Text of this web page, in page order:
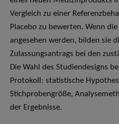
Vergleich zu einer
Placebo zu bewerten. Wenn
angesehen werden, bilden sie
Zulassungsantrags bei den
Die Wahl des Studiendesigns
Protokoll: statistische
Stichprobengröße,
der Ergebnisse.